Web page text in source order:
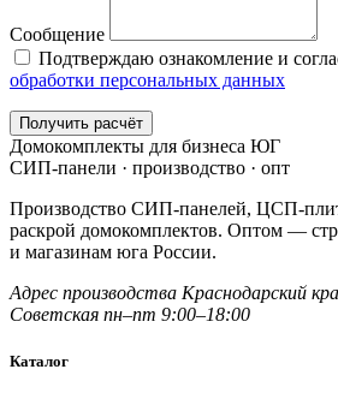
Сообщение
Подтверждаю ознакомление и
обработки персональных данных
Получить расчёт
Домокомплекты для бизнеса ЮГ
СИП-панели · производство · опт
Производство СИП-панелей, ЦСП-
раскрой домокомплектов. Оптом —
и магазинам юга России.
Адрес производства Краснодарский
Советская пн–пт 9:00–18:00
Каталог